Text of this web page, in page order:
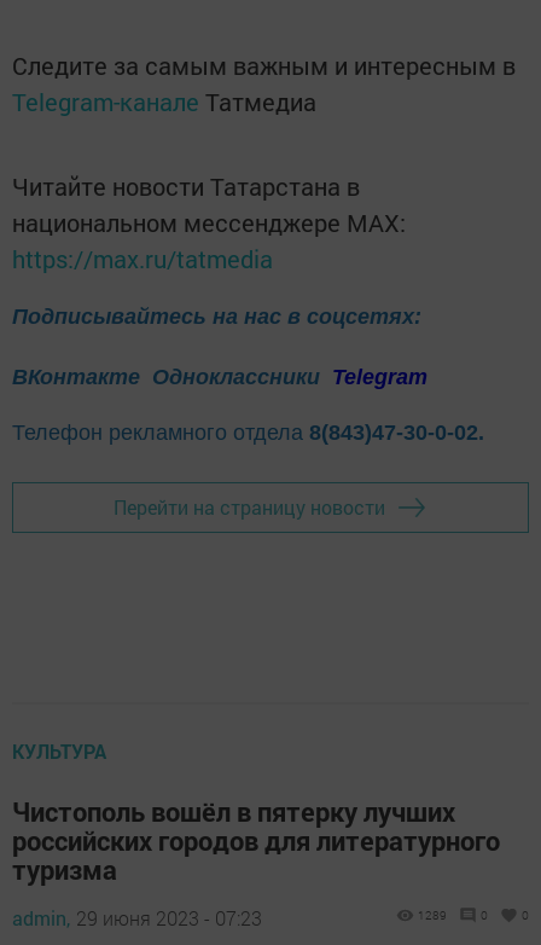
Следите за самым важным и интересным в
Telegram-канале Татмедиа
Читайте новости Татарстана в
национальном мессенджере MАХ:
https://max.ru/tatmedia
Подписывайтесь на нас в соцсетях:
ВКонтакте Одноклассники Telegram
Телефон рекламного отдела 8(843)47-30-0-02.
Перейти на страницу новости
КУЛЬТУРА
Чистополь вошёл в пятерку лучших
российских городов для литературного
туризма
admin, 29 июня 2023 - 07:23 1289 0 0